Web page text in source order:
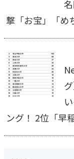
撃「お宝」「め
ング！ 2位「早